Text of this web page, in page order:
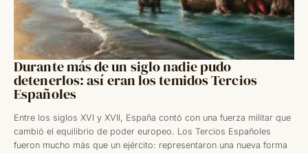
Durante más de un siglo nadie pudo
detenerlos: así eran los temidos Tercios
Españoles
Entre los siglos XVI y XVII, España contó con una fuerza militar que
cambió el equilibrio de poder europeo. Los Tercios Españoles
fueron mucho más que un ejército: representaron una nueva forma